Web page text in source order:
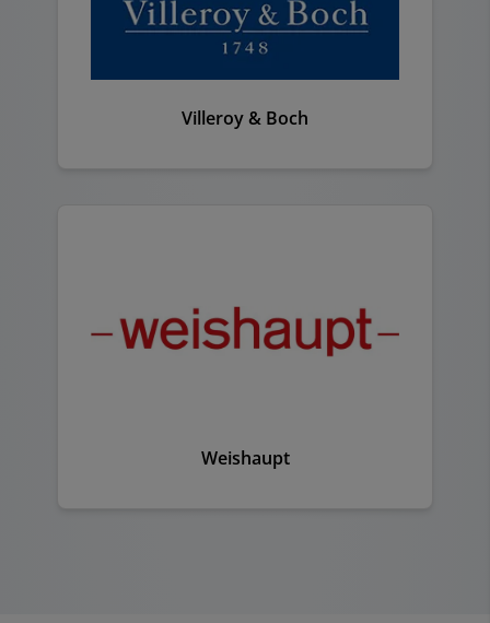
Villeroy & Boch
Weishaupt